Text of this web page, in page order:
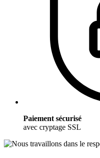
Paiement sécurisé
avec cryptage SSL